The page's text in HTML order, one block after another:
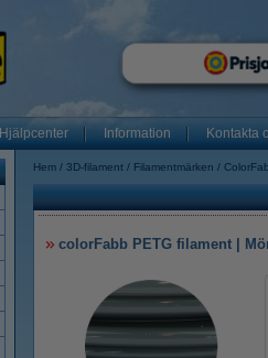
Hjälpcenter Information Kontakta
Hem 3D-filament Filamentmärken
colorFabb PETG filament |